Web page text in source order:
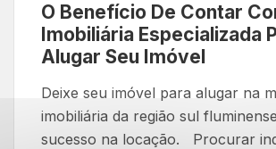
O Benefício De Contar
Imobiliária Especializada
Alugar Seu Imóvel
Deixe seu imóvel para alugar na
imobiliária da região sul
sucesso na locação. Procurar